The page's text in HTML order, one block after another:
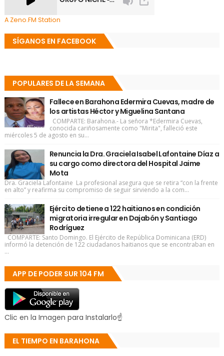
A Zeno.FM Station
SÍGANOS EN FACEBOOK
POPULARES DE LA SEMANA
Fallece en Barahona Edermira Cuevas, madre de
los artistas Héctor y Miguelina Santana
COMPARTE: Barahona.- La señora *Edermira Cuevas,
conocida cariñosamente como "Mirita", falleció este
miércoles 5 de agosto en su...
Renuncia la Dra. Graciela Isabel Lafontaine Díaz a
su cargo como directora del Hospital Jaime
Mota
Dra. Graciela Lafontaine La profesional asegura que se retira “con la frente
en alto” y reafirma su compromiso de seguir sirviendo a la com...
Ejército detiene a 122 haitianos en condición
migratoria irregular en Dajabón y Santiago
Rodríguez
COMPARTE: Santo Domingo. El Ejército de República Dominicana (ERD)
informó la detención de 122 ciudadanos haitianos que se encontraban en
...
APP DE PODER SUR 104 FM
Clic en la Imagen para Instalarlo☝
EL TIEMPO EN BARAHONA